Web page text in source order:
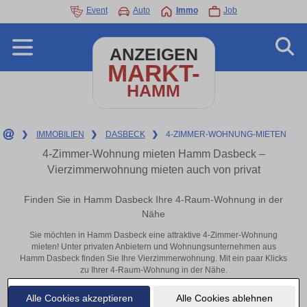
Alle Cookies akzeptieren Alle Cookies ablehnen
Event Auto Immo Job
ANZEIGEN
MARKT-
HAMM
❯ IMMOBILIEN ❯ DASBECK ❯ 4-ZIMMER-WOHNUNG-MIETEN
4-Zimmer-Wohnung mieten Hamm Dasbeck –
Vierzimmerwohnung mieten auch von privat
Finden Sie in Hamm Dasbeck Ihre 4-Raum-Wohnung in der
Nähe
Sie möchten in Hamm Dasbeck eine attraktive 4-Zimmer-Wohnung
mieten! Unter privaten Anbietern und Wohnungsunternehmen aus
Hamm Dasbeck finden Sie Ihre Vierzimmerwohnung. Mit ein paar Klicks
zu Ihrer 4-Raum-Wohnung in der Nähe.
Aktuelle Wohnung zum mieten